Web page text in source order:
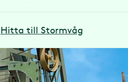
Hitta till Stormvåg